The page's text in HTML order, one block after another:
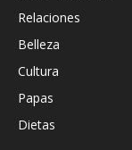
Relaciones
Belleza
Cultura
Papas
Dietas